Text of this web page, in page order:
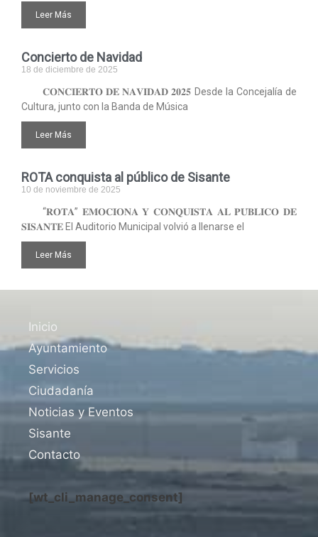
Leer Más
Concierto de Navidad
18 de diciembre de 2025
𝐂𝐎𝐍𝐂𝐈𝐄𝐑𝐓𝐎 𝐃𝐄 𝐍𝐀𝐕𝐈𝐃𝐀𝐃 𝟐𝟎𝟐𝟓 Desde la Concejalía de
Cultura, junto con la Banda de Música
Leer Más
ROTA conquista al público de Sisante
10 de noviembre de 2025
“𝐑𝐎𝐓𝐀” 𝐄𝐌𝐎𝐂𝐈𝐎𝐍𝐀 𝐘 𝐂𝐎𝐍𝐐𝐔𝐈𝐒𝐓𝐀 𝐀𝐋 𝐏𝐔́𝐁𝐋𝐈𝐂𝐎 𝐃𝐄
𝐒𝐈𝐒𝐀𝐍𝐓𝐄 El Auditorio Municipal volvió a llenarse el
Leer Más
Inicio
Ayuntamiento
Servicios
Ciudadanía
Noticias y Eventos
Sisante
Contacto
[wt_cli_manage_consent]